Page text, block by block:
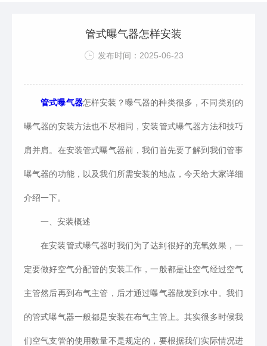
管式曝气器怎样安装
发布时间：2025-06-23
管式曝气器怎样安装？曝气器的种类很多，不同类别的
曝气器的安装方法也不尽相同，安装管式曝气器方法和技巧
肩并肩。在安装管式曝气器前，我们首先要了解到我们管事
曝气器的功能，以及我们所需安装的地点，今天给大家详细
介绍一下。
一、安装概述
在安装管式曝气器时我们为了达到很好的充氧效果，一
定要做好空气分配管的安装工作，一般都是让空气经过空气
主管然后再到布气主管，后才通过曝气器散发到水中。我们
的管式曝气器一般都是安装在布气主管上。其实很多时候我
们空气支管的使用数量不是规定的，要根据我们实际情况进